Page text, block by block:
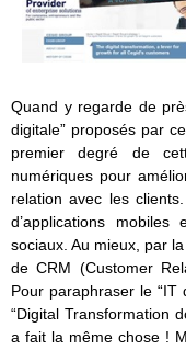
Quand y regarde de
digitale” proposés par
premier degré de
numériques pour
relation avec les
d’applications
sociaux. Au mieux, par
de CRM (Customer
Pour paraphraser le “IT
“Digital Transformation
a fait la même chose !